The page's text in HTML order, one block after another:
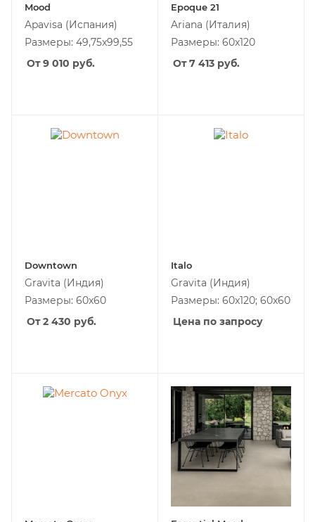
Mood
Apavisa (Испания)
Размеры: 49,75x99,55
От 9 010 руб.
Epoque 21
Ariana (Италия)
Размеры: 60x120
От 7 413 руб.
Downtown
Gravita (Индия)
Размеры: 60x60
От 2 430 руб.
Italo
Gravita (Индия)
Размеры: 60x120; 60x60
Цена по запросу